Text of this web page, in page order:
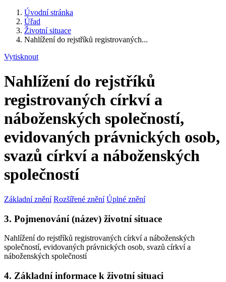
Úvodní stránka
Úřad
Životní situace
Nahlížení do rejstříků registrovaných...
Vytisknout
Nahlížení do rejstříků
registrovaných církví a
náboženských společností,
evidovaných právnických osob,
svazů církví a náboženských
společností
Základní znění Rozšířené znění Úplné znění
3. Pojmenování (název) životní situace
Nahlížení do rejstříků registrovaných církví a náboženských
společností, evidovaných právnických osob, svazů církví a
náboženských společností
4. Základní informace k životní situaci